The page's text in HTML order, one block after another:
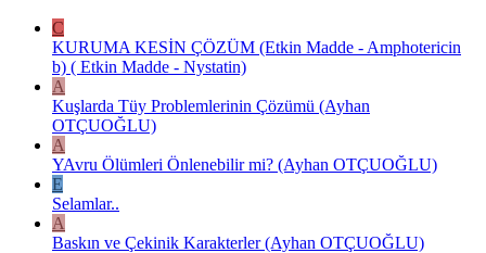
C
KURUMA KESİN ÇÖZÜM (Etkin Madde - Amphotericin
b) ( Etkin Madde - Nystatin)
A
Kuşlarda Tüy Problemlerinin Çözümü (Ayhan
OTÇUOĞLU)
A
YAvru Ölümleri Önlenebilir mi? (Ayhan OTÇUOĞLU)
E
Selamlar..
A
Baskın ve Çekinik Karakterler (Ayhan OTÇUOĞLU)